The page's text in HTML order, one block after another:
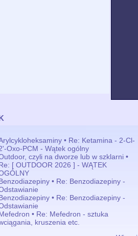
• Re: Ketamina - 2-Cl-
Oxo-PCM - Wątek ogólny
czyli na dworze lub w szklarni •
[ OUTDOOR 2026 ] - WĄTEK
• Re: Benzodiazepiny -
• Re: Benzodiazepiny -
• Re: Mefedron - sztuka
kruszenia etc.